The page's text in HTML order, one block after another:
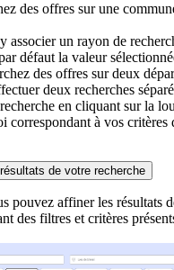
des offres sur une
associer un rayon de
défaut la valeur
des offres sur deux
deux recherches
en cliquant sur la
correspondant à vos critères
de votre recherche
pouvez affiner les résultats
des filtres et critères